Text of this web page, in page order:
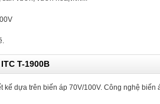
T-1900B
kế dựa trên biến áp 70V/100V. Công nghệ